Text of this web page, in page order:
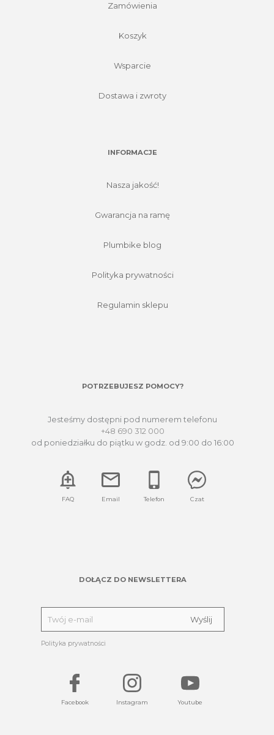
Zamówienia
Koszyk
Wsparcie
Dostawa i zwroty
INFORMACJE
Nasza jakość!
Gwarancja na ramę
Plumbike blog
Polityka prywatności
Regulamin sklepu
POTRZEBUJESZ POMOCY?
Jesteśmy dostępni pod numerem telefonu
+48 690 312 000
od poniedziałku do piątku w godz. od 9:00 do 16:00
FAQ Email Telefon Czat
DOŁĄCZ DO NEWSLETTERA
Polityka prywatności
Facebook Instagram Youtube